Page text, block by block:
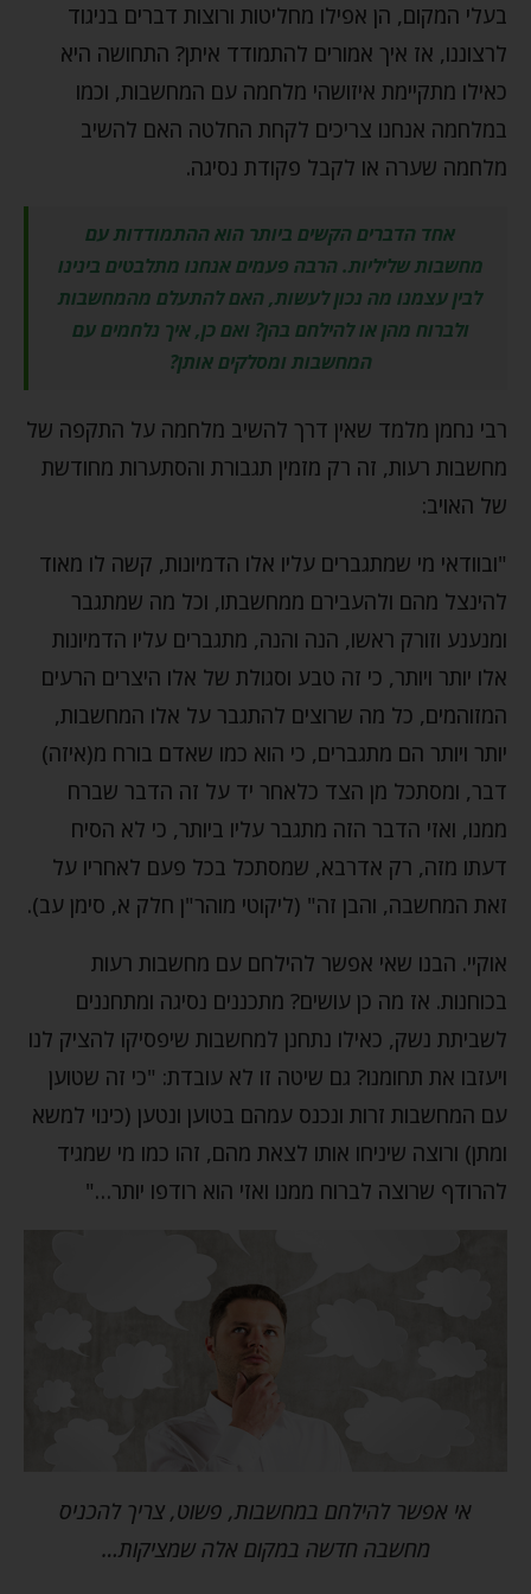
בעלי המקום, הן אפילו מחליטות ורוצות דברים בניגוד
לרצוננו, אז איך אמורים להתמודד איתן? התחושה היא
כאילו מתקיימת איזושהי מלחמה עם המחשבות, וכמו
במלחמה אנחנו צריכים לקחת החלטה האם להשיב
מלחמה שערה או לקבל פקודת נסיגה.
אחד הדברים הקשים ביותר הוא ההתמודדות עם
מחשבות שליליות. הרבה פעמים אנחנו מתלבטים בינינו
לבין עצמנו מה נכון לעשות, האם להתעלם מהמחשבות
ולברוח מהן או להילחם בהן? ואם כן, איך נלחמים עם
המחשבות ומסלקים אותן?
רבי נחמן מלמד שאין דרך להשיב מלחמה על התקפה של
מחשבות רעות, זה רק מזמין תגבורת והסתערות מחודשת
של האויב:
"ובוודאי מי שמתגברים עליו אלו הדמיונות, קשה לו מאוד
להינצל מהם ולהעבירם ממחשבתו, וכל מה שמתגבר
ומנענע וזורק ראשו, הנה והנה, מתגברים עליו הדמיונות
אלו יותר ויותר, כי זה טבע וסגולת של אלו היצרים הרעים
המזוהמים, כל מה שרוצים להתגבר על אלו המחשבות,
יותר ויותר הם מתגברים, כי הוא כמו שאדם בורח מ(איזה)
דבר, ומסתכל מן הצד כלאחר יד על זה הדבר שברח
ממנו, ואזי הדבר הזה מתגבר עליו ביותר, כי לא הסיח
דעתו מזה, רק אדרבא, שמסתכל בכל פעם לאחריו על
זאת המחשבה, והבן זה" (ליקוטי מוהר"ן חלק א, סימן עב).
אוקיי. הבנו שאי אפשר להילחם עם מחשבות רעות
בכוחנות. אז מה כן עושים? מתכננים נסיגה ומתחננים
לשביתת נשק, כאילו נתחנן למחשבות שיפסיקו להציק לנו
ויעזבו את תחומנו? גם שיטה זו לא עובדת: "כי זה שטוען
עם המחשבות זרות ונכנס עמהם בטוען ונטען (כינוי למשא
ומתן) ורוצה שיניחו אותו לצאת מהם, זהו כמו מי שמגיד
להרודף שרוצה לברוח ממנו ואזי הוא רודפו יותר…"
אי אפשר להילחם במחשבות, פשוט, צריך להכניס
מחשבה חדשה במקום אלה שמציקות…